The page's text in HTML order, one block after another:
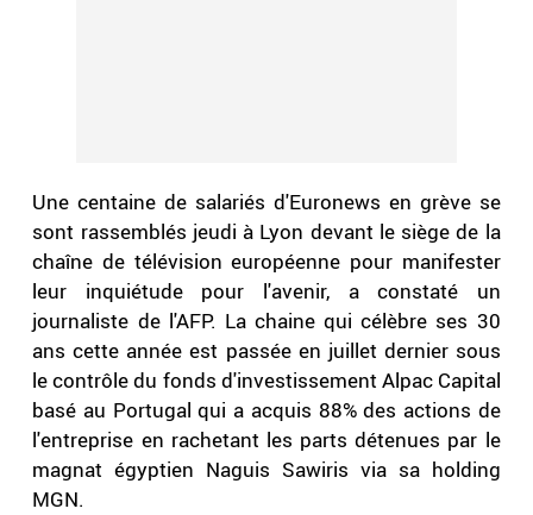
Une centaine de salariés d'Euronews en grève se
sont rassemblés jeudi à Lyon devant le siège de la
chaîne de télévision européenne pour manifester
leur inquiétude pour l'avenir, a constaté un
journaliste de l'AFP. La chaine qui célèbre ses 30
ans cette année est passée en juillet dernier sous
le contrôle du fonds d'investissement Alpac Capital
basé au Portugal qui a acquis 88% des actions de
l'entreprise en rachetant les parts détenues par le
magnat égyptien Naguis Sawiris via sa holding
MGN.